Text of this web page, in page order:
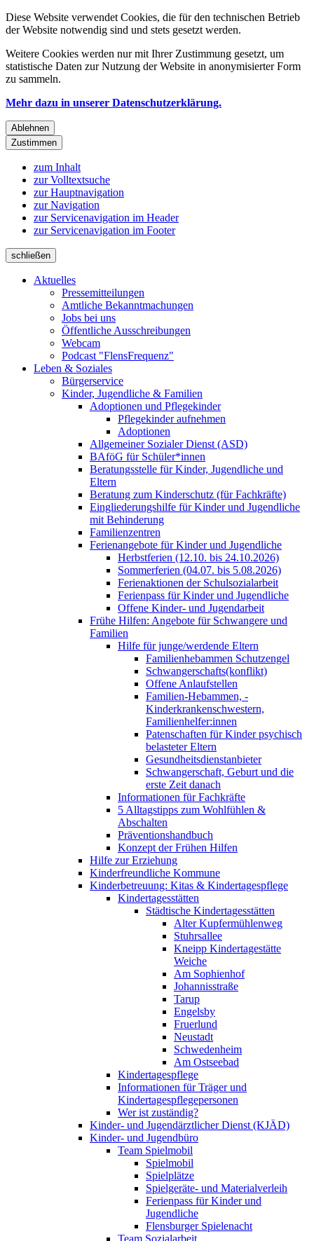
Diese Website verwendet Cookies, die für den technischen Betrieb
der Website notwendig sind und stets gesetzt werden.
Weitere Cookies werden nur mit Ihrer Zustimmung gesetzt, um
statistische Daten zur Nutzung der Website in anonymisierter Form
zu sammeln.
Mehr dazu in unserer Datenschutzerklärung.
Ablehnen
Zustimmen
zum Inhalt
zur Volltextsuche
zur Hauptnavigation
zur Navigation
zur Servicenavigation im Header
zur Servicenavigation im Footer
schließen
Aktuelles
Pressemitteilungen
Amtliche Bekanntmachungen
Jobs bei uns
Öffentliche Ausschreibungen
Webcam
Podcast "FlensFrequenz"
Leben & Soziales
Bürgerservice
Kinder, Jugendliche & Familien
Adoptionen und Pflegekinder
Pflegekinder aufnehmen
Adoptionen
Allgemeiner Sozialer Dienst (ASD)
BAföG für Schüler*innen
Beratungsstelle für Kinder, Jugendliche und
Eltern
Beratung zum Kinderschutz (für Fachkräfte)
Eingliederungshilfe für Kinder und Jugendliche
mit Behinderung
Familienzentren
Ferienangebote für Kinder und Jugendliche
Herbstferien (12.10. bis 24.10.2026)
Sommerferien (04.07. bis 5.08.2026)
Ferienaktionen der Schulsozialarbeit
Ferienpass für Kinder und Jugendliche
Offene Kinder- und Jugendarbeit
Frühe Hilfen: Angebote für Schwangere und
Familien
Hilfe für junge/werdende Eltern
Familienhebammen Schutzengel
Schwangerschafts(konflikt)
Offene Anlaufstellen
Familien-Hebammen, -
Kinderkrankenschwestern,
Familienhelfer:innen
Patenschaften für Kinder psychisch
belasteter Eltern
Gesundheitsdienstanbieter
Schwangerschaft, Geburt und die
erste Zeit danach
Informationen für Fachkräfte
5 Alltagstipps zum Wohlfühlen &
Abschalten
Präventionshandbuch
Konzept der Frühen Hilfen
Hilfe zur Erziehung
Kinderfreundliche Kommune
Kinderbetreuung: Kitas & Kindertagespflege
Kindertagesstätten
Städtische Kindertagesstätten
Alter Kupfermühlenweg
Stuhrsallee
Kneipp Kindertagestätte
Weiche
Am Sophienhof
Johannisstraße
Tarup
Engelsby
Fruerlund
Neustadt
Schwedenheim
Am Ostseebad
Kindertagespflege
Informationen für Träger und
Kindertagespflegepersonen
Wer ist zuständig?
Kinder- und Jugendärztlicher Dienst (KJÄD)
Kinder- und Jugendbüro
Team Spielmobil
Spielmobil
Spielplätze
Spielgeräte- und Materialverleih
Ferienpass für Kinder und
Jugendliche
Flensburger Spielenacht
Team Sozialarbeit